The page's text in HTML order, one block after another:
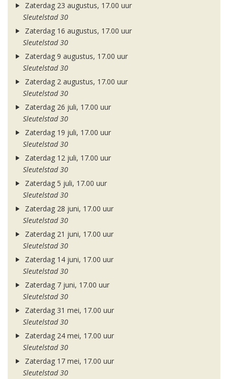
Zaterdag 23 augustus, 17.00 uur
Sleutelstad 30
Zaterdag 16 augustus, 17.00 uur
Sleutelstad 30
Zaterdag 9 augustus, 17.00 uur
Sleutelstad 30
Zaterdag 2 augustus, 17.00 uur
Sleutelstad 30
Zaterdag 26 juli, 17.00 uur
Sleutelstad 30
Zaterdag 19 juli, 17.00 uur
Sleutelstad 30
Zaterdag 12 juli, 17.00 uur
Sleutelstad 30
Zaterdag 5 juli, 17.00 uur
Sleutelstad 30
Zaterdag 28 juni, 17.00 uur
Sleutelstad 30
Zaterdag 21 juni, 17.00 uur
Sleutelstad 30
Zaterdag 14 juni, 17.00 uur
Sleutelstad 30
Zaterdag 7 juni, 17.00 uur
Sleutelstad 30
Zaterdag 31 mei, 17.00 uur
Sleutelstad 30
Zaterdag 24 mei, 17.00 uur
Sleutelstad 30
Zaterdag 17 mei, 17.00 uur
Sleutelstad 30